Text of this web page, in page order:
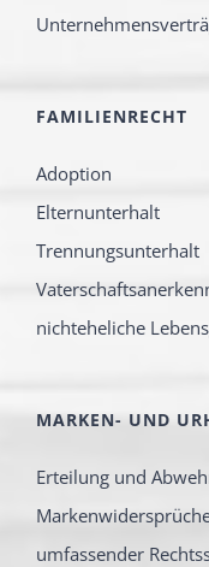
FAMILIENRECHT
Adoption
Elternunterhalt
Trennungsunterhalt
nichteheliche
MARKEN- UND
Erteilung und
umfassender